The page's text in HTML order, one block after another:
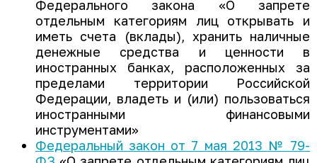
Федерального закона «О запрете
отдельным категориям лиц открывать и
иметь счета (вклады), хранить наличные
денежные средства и ценности в
иностранных банках, расположенных за
пределами территории Российской
Федерации, владеть и (или) пользоваться
иностранными финансовыми
инструментами»
Федеральный закон от 7 мая 2013 № 79-